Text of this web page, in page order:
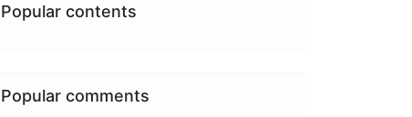
Popular contents
Popular comments